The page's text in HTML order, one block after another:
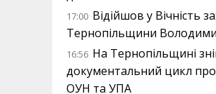
17:00 Відійшов у Вічність
Тернопільщини
16:56 На Тернопільщині
документальний цикл
ОУН та УПА